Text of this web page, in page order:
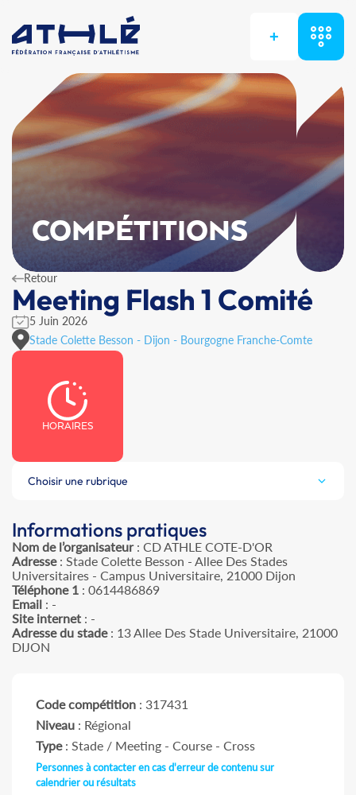
+
COMPÉTITIONS
Retour
Meeting Flash 1 Comité
5 Juin 2026
Stade Colette Besson - Dijon - Bourgogne Franche-Comte
HORAIRES
Choisir une rubrique
Informations pratiques
Nom de l’organisateur: CD ATHLE COTE-D'OR
Adresse: Stade Colette Besson - Allee Des Stades
Universitaires - Campus Universitaire, 21000 Dijon
Téléphone 1 : 0614486869
Email : -
Site internet : -
Adresse du stade: 13 Allee Des Stade Universitaire, 21000
DIJON
Code compétition : 317431
Niveau : Régional
Type: Stade / Meeting - Course - Cross
Personnes à contacter en cas d'erreur de contenu sur
calendrier ou résultats